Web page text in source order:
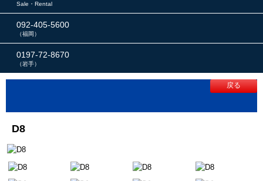
Sale・Rental
092-405-5600
（福岡）
0197-72-8670
（岩手）
戻る
D8